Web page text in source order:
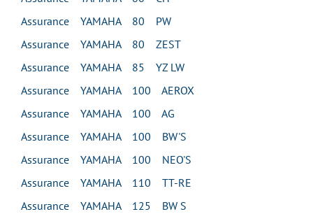
Assurance YAMAHA 80 PW
Assurance YAMAHA 80 ZEST
Assurance YAMAHA 85 YZ LW
Assurance YAMAHA 100 AEROX
Assurance YAMAHA 100 AG
Assurance YAMAHA 100 BW'S
Assurance YAMAHA 100 NEO'S
Assurance YAMAHA 110 TT-RE
Assurance YAMAHA 125 BW S